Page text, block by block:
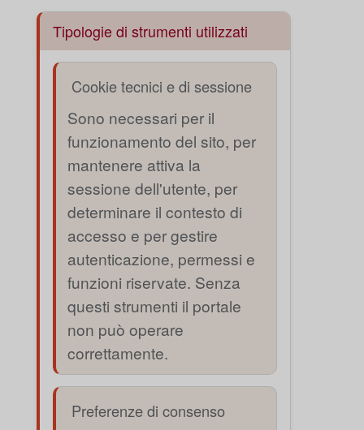
Tipologie di strumenti utilizzati
Cookie tecnici e di sessione
Sono necessari per il
funzionamento del sito, per
mantenere attiva la
sessione dell'utente, per
determinare il contesto di
accesso e per gestire
autenticazione, permessi e
funzioni riservate. Senza
questi strumenti il portale
non può operare
correttamente.
Preferenze di consenso